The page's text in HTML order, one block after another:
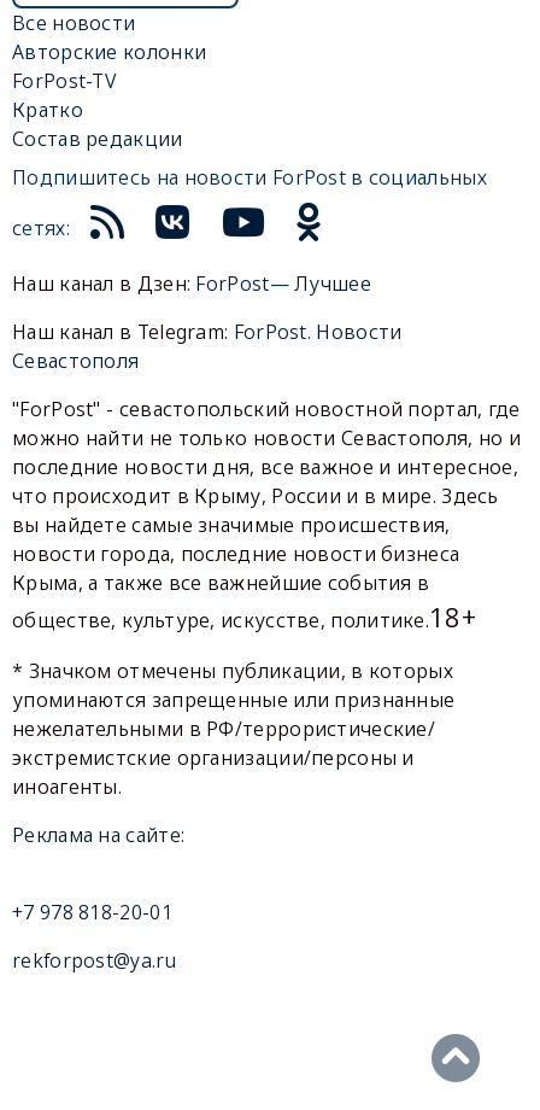
Все новости
Авторские колонки
ForPost-TV
Кратко
Состав редакции
Подпишитесь на новости ForPost в социальных
сетях:
Наш канал в Дзен: ForPost— Лучшее
Наш канал в Telegram: ForPost. Новости
Севастополя
"ForPost" - севастопольский новостной портал, где
можно найти не только новости Севастополя, но и
последние новости дня, все важное и интересное,
что происходит в Крыму, России и в мире. Здесь
вы найдете самые значимые происшествия,
новости города, последние новости бизнеса
Крыма, а также все важнейшие события в
обществе, культуре, искусстве, политике.18+
* Значком отмечены публикации, в которых
упоминаются запрещенные или признанные
нежелательными в РФ/террористические/
экстремистские организации/персоны и
иноагенты.
Реклама на сайте:
+7 978 818-20-01
rekforpost@ya.ru